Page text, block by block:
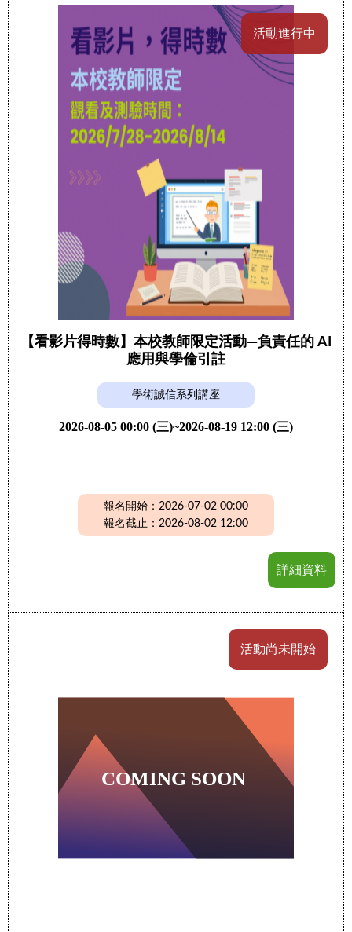
活動進行中
【看影片得時數】本校教師限定活動—負責任的 AI
應用與學倫引註
學術誠信系列講座
2026-08-05 00:00 (三)~2026-08-19 12:00 (三)
報名開始：2026-07-02 00:00
報名截止：2026-08-02 12:00
詳細資料
活動尚未開始